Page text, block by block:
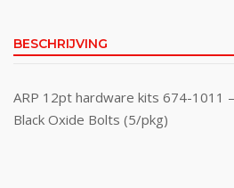
BESCHRIJVING
ARP 12pt hardware kits 674-1011
Black Oxide Bolts (5/pkg)